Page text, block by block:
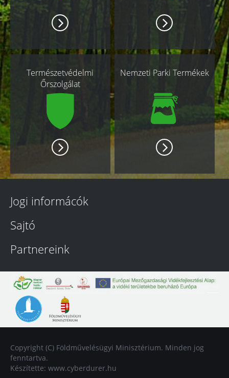
Természetvédelmi
Őrszolgálat
Nemzeti Parki Termékek
Jogi informácók
Sajtó
Partnereink
Copyright (C) Földművelésügyi Minisztérium. Minden jog
fenntartva.
Készítette: www.cyberdurer.hu